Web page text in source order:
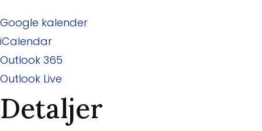
Google kalender
iCalendar
Outlook 365
Outlook Live
Detaljer